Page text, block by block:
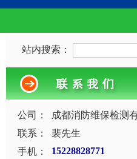
站内搜索：
公司：
成都消防维保检测
联系：
裴先生
手机：
15228828771